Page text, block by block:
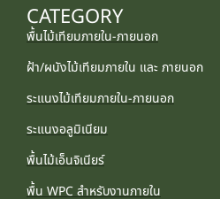
CATEGORY
พื้นไม้เทียมภายใน-ภายนอก
ฝ้า/ผนังไม้เทียมภายใน และ ภายนอก
ระแนงไม้เทียมภายใน-ภายนอก
ระแนงอลูมิเนียม
พื้นไม้เอ็นจิเนียร์
พื้น WPC สำหรับงานภายใน